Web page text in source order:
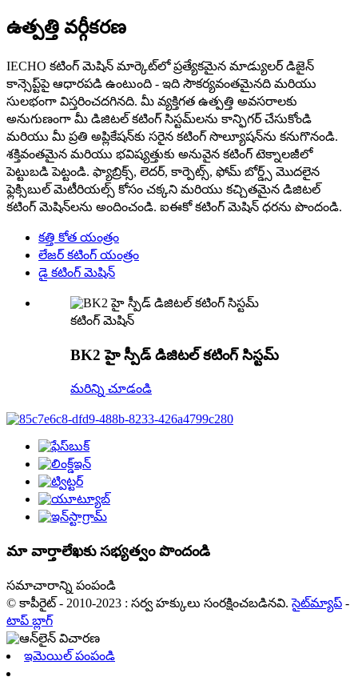
ఉత్పత్తి వర్గీకరణ
IECHO కటింగ్ మెషిన్ మార్కెట్‌లో ప్రత్యేకమైన మాడ్యులర్ డిజైన్
కాన్సెప్ట్‌పై ఆధారపడి ఉంటుంది - ఇది సౌకర్యవంతమైనది మరియు
సులభంగా విస్తరించదగినది. మీ వ్యక్తిగత ఉత్పత్తి అవసరాలకు
అనుగుణంగా మీ డిజిటల్ కటింగ్ సిస్టమ్‌లను కాన్ఫిగర్ చేసుకోండి
మరియు మీ ప్రతి అప్లికేషన్‌కు సరైన కటింగ్ సొల్యూషన్‌ను కనుగొనండి.
శక్తివంతమైన మరియు భవిష్యత్తుకు అనువైన కటింగ్ టెక్నాలజీలో
పెట్టుబడి పెట్టండి. ఫ్యాబ్రిక్స్, లెదర్, కార్పెట్స్, ఫోమ్ బోర్డ్స్ మొదలైన
ఫ్లెక్సిబుల్ మెటీరియల్స్ కోసం చక్కని మరియు కచ్చితమైన డిజిటల్
కటింగ్ మెషిన్‌లను అందించండి. ఐఈకో కటింగ్ మెషిన్ ధరను పొందండి.
కత్తి కోత యంత్రం
లేజర్ కటింగ్ యంత్రం
డై కటింగ్ మెషిన్
కటింగ్ మెషిన్
BK2 హై స్పీడ్ డిజిటల్ కటింగ్ సిస్టమ్
మరిన్ని చూడండి
మా వార్తాలేఖకు సభ్యత్వం పొందండి
సమాచారాన్ని పంపండి
© కాపీరైట్ - 2010-2023 : సర్వ హక్కులు సంరక్షించబడినవి. సైట్‌మ్యాప్ -
టాప్ బ్లాగ్
ఇమెయిల్ పంపండి